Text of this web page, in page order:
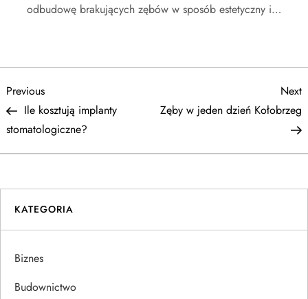
odbudowę brakujących zębów w sposób estetyczny i…
N
a
w
i
g
a
c
Previous
Post
Previous
Ile kosztują implanty
stomatologiczne?
Next
Zęby w jeden dzień Kołobrzeg
KATEGORIA
Biznes
Budownictwo